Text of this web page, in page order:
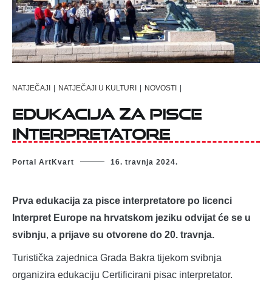
NATJEČAJI | NATJEČAJI U KULTURI | NOVOSTI |
Edukacija za pisce
interpretatore
Portal ArtKvart 16. travnja 2024.
Prva edukacija za pisce interpretatore po licenci
Interpret Europe na hrvatskom jeziku odvijat će se u
svibnju, a prijave su otvorene do 20. travnja.
Turistička zajednica Grada Bakra tijekom svibnja
organizira edukaciju Certificirani pisac interpretator.